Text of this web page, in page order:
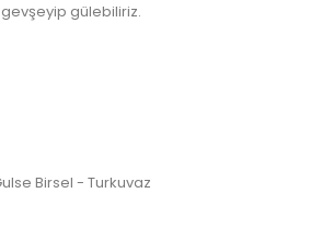
gülebiliriz.
Birsel - Turkuvaz